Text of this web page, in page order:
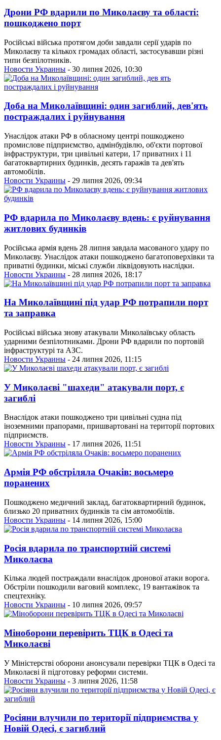
Дрони РФ вдарили по Миколаєву та області:
пошкоджено порт
Російські війська протягом доби завдали серії ударів по
Миколаєву та кількох громадах області, застосувавши різні
типи безпілотників.
Новости Украины - 30 липня 2026, 10:30
Доба на Миколаївщині: один загиблий, дев'ять
постраждалих і руйнування
Унаслідок атаки РФ в обласному центрі пошкоджено
промислове підприємство, адмінбудівлю, об'єкти портової
інфраструктури, три цивільні катери, 17 приватних і 11
багатоквартирних будинків, десять гаражів та дев'ять
автомобілів.
Новости Украины - 29 липня 2026, 09:34
РФ вдарила по Миколаєву вдень: є руйнування
житлових будинків
Російська армія вдень 28 липня завдала масованого удару по
Миколаєву. Унаслідок атаки пошкоджено багатоповерхівки та
приватні будинки, міські служби ліквідовують наслідки.
Новости Украины - 28 липня 2026, 18:17
На Миколаївщині під удар РФ потрапили порт
та заправка
Російські війська знову атакували Миколаївську область
ударними безпілотниками. Дрони РФ вдарили по портовій
інфраструктурі та АЗС.
Новости Украины - 24 липня 2026, 11:15
У Миколаєві "шахеди" атакували порт, є
загиблі
Внаслідок атаки пошкоджено три цивільні судна під
іноземними прапорами, пришвартовані на території портових
підприємств.
Новости Украины - 17 липня 2026, 11:51
Армія РФ обстріляла Очаків: восьмеро
поранених
Пошкоджено медичний заклад, багатоквартирний будинок,
близько 20 приватних будинків та сім автомобілів.
Новости Украины - 14 липня 2026, 15:00
Росія вдарила по транспортній системі
Миколаєва
Кілька людей постраждали внаслідок дронової атаки ворога.
Обстріли пошкодили ваговий комплекс, 19 вантажівок та
спецтехніку.
Новости Украины - 10 липня 2026, 09:57
Міноборони перевірить ТЦК в Одесі та
Миколаєві
У Міністерстві оборони анонсували перевірки ТЦК в Одесі та
Миколаєві й підготовку реформи системи.
Новости Украины - 3 липня 2026, 11:58
Росіяни влучили по території підприємства у
Новій Одесі, є загиблий